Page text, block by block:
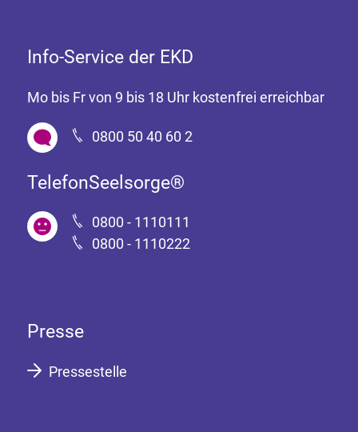
Info-Service der EKD
Mo bis Fr von 9 bis 18 Uhr kostenfrei erreichbar
0800 50 40 60 2
TelefonSeelsorge®
0800 - 1110111
0800 - 1110222
Presse
Pressestelle